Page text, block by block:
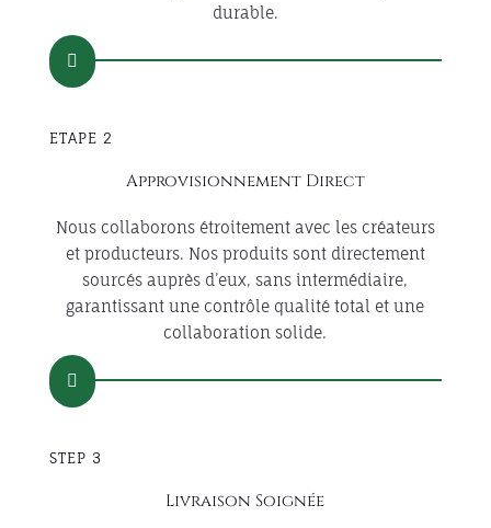
durable.

ETAPE 2
Approvisionnement Direct
Nous collaborons étroitement avec les créateurs
et producteurs. Nos produits sont directement
sourcés auprès d’eux, sans intermédiaire,
garantissant une contrôle qualité total et une
collaboration solide.

STEP 3
Livraison Soignée